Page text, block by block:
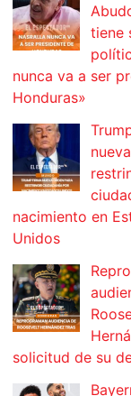
tiene
nunca va a ser
Honduras»
nacimiento en
Unidos
solicitud de su